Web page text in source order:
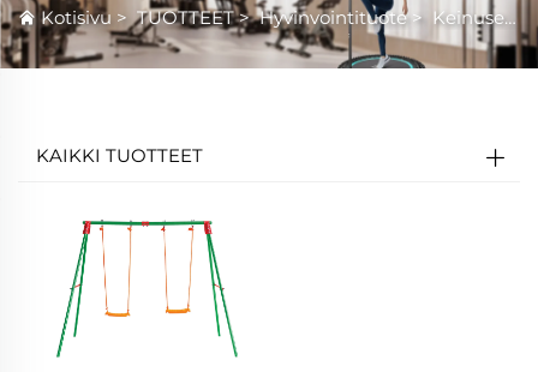
Kotisivu >TUOTTEET>Hyvinvointituote> Keinusetti
KAIKKI TUOTTEET